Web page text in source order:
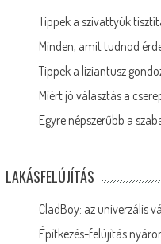
Tippek a szivattyúk
Minden, amit tudnod
Tippek a liziantusz
Miért jó választás a
Egyre népszerűbb a
LAKÁSFELÚJÍTÁS
CladBoy: az univerzális
Építkezés-felújítás